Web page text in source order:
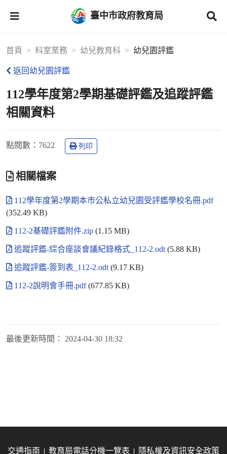
臺中市政府教育局
首頁 科室業務 幼兒教育科 幼兒園評鑑
返回幼兒園評鑑
112學年度第2學期基礎評鑑及追蹤評鑑
相關資料
點閱數 ：7622 列印
相關檔案
112學年度第2學期本市公私立幼兒園受評鑑學校名冊.pdf
(352.49 KB)
112-2基礎評鑑附件.zip (1.15 MB)
追蹤評鑑-綜合座談會議紀錄格式_112-2.odt (5.88 KB)
追蹤評鑑-簽到表_112-2.odt (9.17 KB)
112-2說明會手冊.pdf(677.85 KB)
最後更新時間： 2024-04-30 18:32
交通指南 教育局電話分機一覽表 隱私權及資訊安全政策